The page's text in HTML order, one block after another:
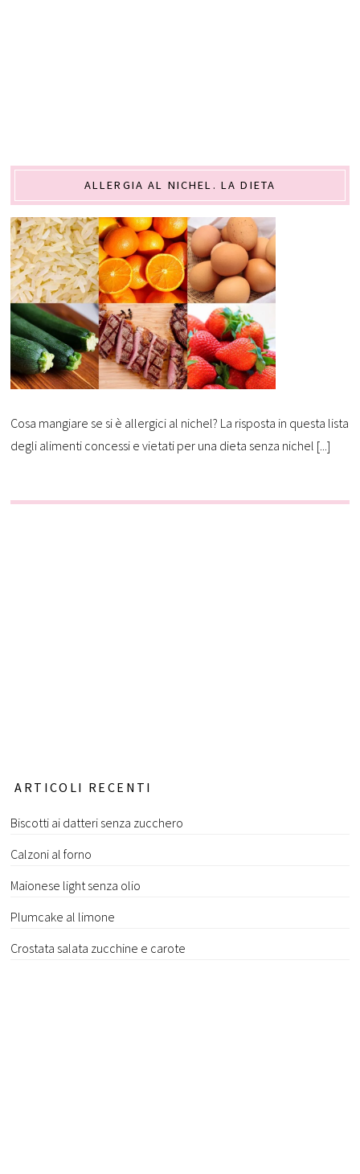
ALLERGIA AL NICHEL. LA DIETA
Cosa mangiare se si è allergici al nichel? La risposta in questa lista
degli alimenti concessi e vietati per una dieta senza nichel [...]
ARTICOLI RECENTI
Biscotti ai datteri senza zucchero
Calzoni al forno
Maionese light senza olio
Plumcake al limone
Crostata salata zucchine e carote